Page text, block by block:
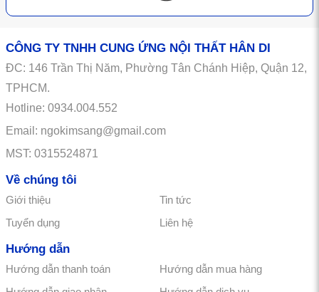
CÔNG TY TNHH CUNG ỨNG NỘI THẤT HÂN DI
ĐC: 146 Trần Thị Năm, Phường Tân Chánh Hiệp, Quận 12,
TPHCM.
Hotline: 0934.004.552
Email: ngokimsang@gmail.com
MST: 0315524871
Về chúng tôi
Giới thiệu
Tin tức
Tuyển dụng
Liên hệ
Hướng dẫn
Hướng dẫn thanh toán
Hướng dẫn mua hàng